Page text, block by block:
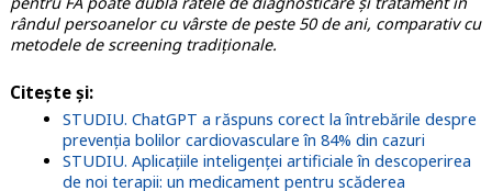
rândul persoanelor cu vârste de peste 50 de ani, comparativ cu
metodele de screening tradiționale.
Citește și:
STUDIU. ChatGPT a răspuns corect la întrebările despre
prevenția bolilor cardiovasculare în 84% din cazuri
STUDIU. Aplicațiile inteligenței artificiale în descoperirea
de noi terapii: un medicament pentru scăderea